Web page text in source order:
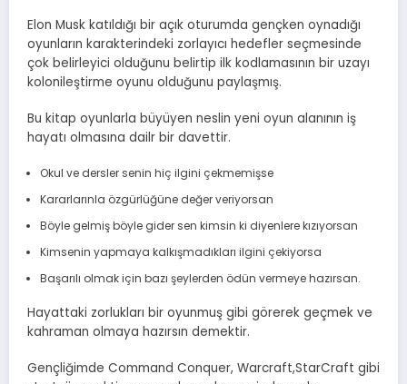
Elon Musk katıldığı bir açık oturumda gençken oynadığı
oyunların karakterindeki zorlayıcı hedefler seçmesinde
çok belirleyici olduğunu belirtip ilk kodlamasının bir uzayı
kolonileştirme oyunu olduğunu paylaşmış.
Bu kitap oyunlarla büyüyen neslin yeni oyun alanının iş
hayatı olmasına dailr bir davettir.
Okul ve dersler senin hiç ilgini çekmemişse
Kararlarınla özgürlüğüne değer veriyorsan
Böyle gelmiş böyle gider sen kimsin ki diyenlere kızıyorsan
Kimsenin yapmaya kalkışmadıkları ilgini çekiyorsa
Başarılı olmak için bazı şeylerden ödün vermeye hazırsan.
Hayattaki zorlukları bir oyunmuş gibi görerek geçmek ve
kahraman olmaya hazırsın demektir.
Gençliğimde Command Conquer, Warcraft,StarCraft gibi